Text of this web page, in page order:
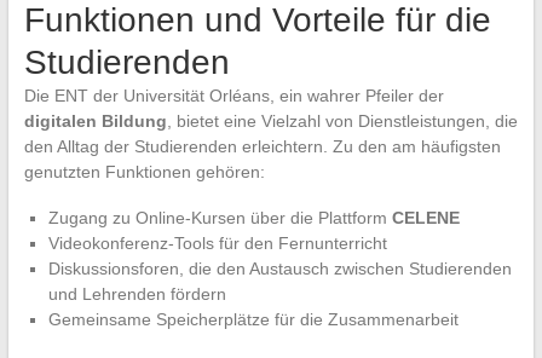
Funktionen und Vorteile für die
Studierenden
Die ENT der Universität Orléans, ein wahrer Pfeiler der
digitalen Bildung , bietet eine Vielzahl von Dienstleistungen, die
den Alltag der Studierenden erleichtern. Zu den am häufigsten
genutzten Funktionen gehören:
Zugang zu Online-Kursen über die Plattform CELENE
Videokonferenz-Tools für den Fernunterricht
Diskussionsforen, die den Austausch zwischen Studierenden
und Lehrenden fördern
Gemeinsame Speicherplätze für die Zusammenarbeit